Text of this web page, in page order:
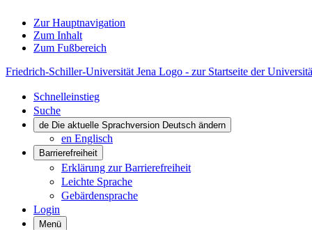
Zur Hauptnavigation
Zum Inhalt
Zum Fußbereich
Friedrich-Schiller-Universität Jena Logo - zur Startseite der
Schnelleinstieg
Suche
de Die aktuelle Sprachversion Deutsch ändern
en Englisch
Barrierefreiheit
Erklärung zur Barrierefreiheit
Leichte Sprache
Gebärdensprache
Login
Menü